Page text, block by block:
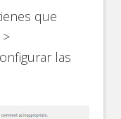
que
>
las